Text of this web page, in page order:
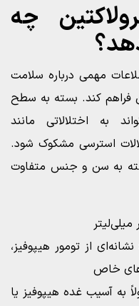
چه
مهمی درباره سلامت
فراهم کند. بسته به سطح
به اختلالاتی مانند
استرسی مشکوک شود.
به سن و جنس متفاوت
نشانه‌ای از تومور هیپوفیز،
خاص
به آسیب غده هیپوفیز یا